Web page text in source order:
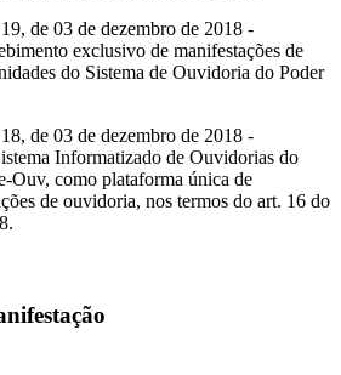
de 03 de dezembro de 2018 -
exclusivo de manifestações de
do Sistema de Ouvidoria do Poder
de 03 de dezembro de 2018 -
Informatizado de Ouvidorias do
Ouv, como plataforma única de
de ouvidoria, nos termos do art. 16 do